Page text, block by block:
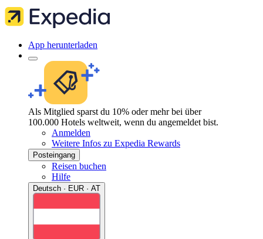
App herunterladen
Als Mitglied sparst du 10% oder mehr bei über
100.000 Hotels weltweit, wenn du angemeldet bist.
Anmelden
Weitere Infos zu Expedia Rewards
Posteingang
Reisen buchen
Hilfe
Deutsch · EUR · AT